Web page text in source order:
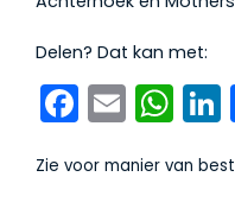
Delen? Dat kan met:
Email
Zie voor manier van